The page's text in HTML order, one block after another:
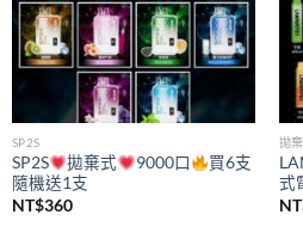
SP2S
SP2S 拋棄式 9000口
買6支
隨機送1支
NT$360
拋
式